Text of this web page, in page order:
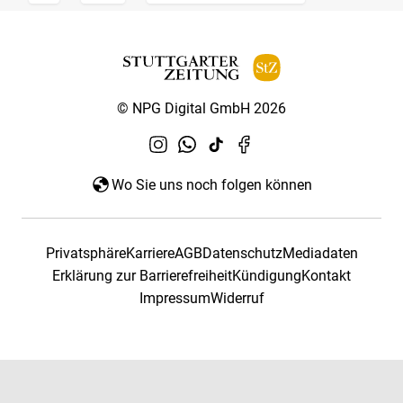
© NPG Digital GmbH 2026
Wo Sie uns noch folgen können
PrivatsphäreKarriereAGBDatenschutzMediadaten
Erklärung zur BarrierefreiheitKündigungKontakt
ImpressumWiderruf